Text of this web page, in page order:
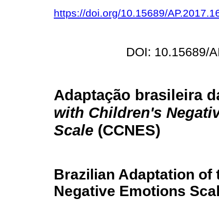
https://doi.org/10.15689/
DOI: 10.15689/
Adaptação brasileira
with Children's
Scale (CCNES)
Brazilian Adaptation
Negative Emotions